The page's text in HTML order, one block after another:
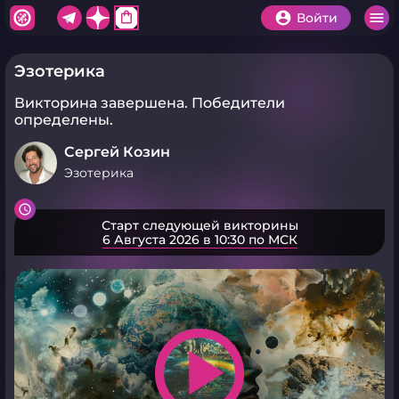
shopping_bag Войти
Эзотерика
Викторина завершена. Победители
определены.
Сергей Козин
Эзотерика
Старт следующей викторины
6 Августа 2026 в 10:30 по МСК
play_arrow